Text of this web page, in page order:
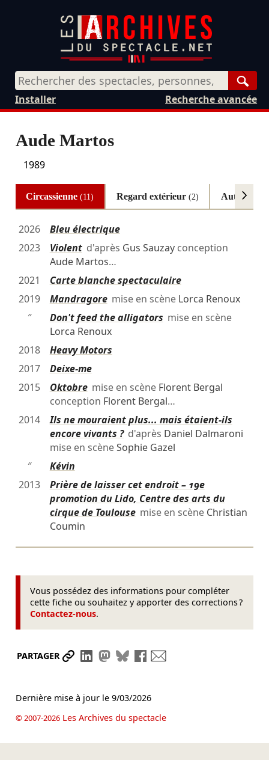
Recherche avancée
Installer
Aude Martos
1989
Circassienne(11) Regard extérieur (2) Autres
2026
Bleu électrique
2023
Violentd'après Gus Sauzayconception
Aude Martos…
2021
Carte blanche spectaculaire
2019
Mandragoremise en scène Lorca Renoux
″
Don't feed the alligators mise en scène
Lorca Renoux
2018
Heavy Motors
2017
Deixe-me
2015
Oktobremise en scène Florent Bergal
conception Florent Bergal…
2014
Ils ne mouraient plus... mais étaient-ils
encore vivants ?d'après Daniel Dalmaroni
mise en scèneSophie Gazel
″
Kévin
2013
Prière de laisser cet endroit – 19e
promotion du Lido, Centre des arts du
cirque de Toulousemise en scène Christian
Coumin
Vous possédez des informations pour compléter
cette fiche ou souhaitez y apporter des corrections ?
Contactez-nous.
PARTAGER Partager le lien
Partager sur LinkedIn
Partager sur Mastodon
Partager sur Bluesky
Partager sur Facebook
Dernière mise à jour le 9/03/2026
© 2007-2026Les Archives du spectacle